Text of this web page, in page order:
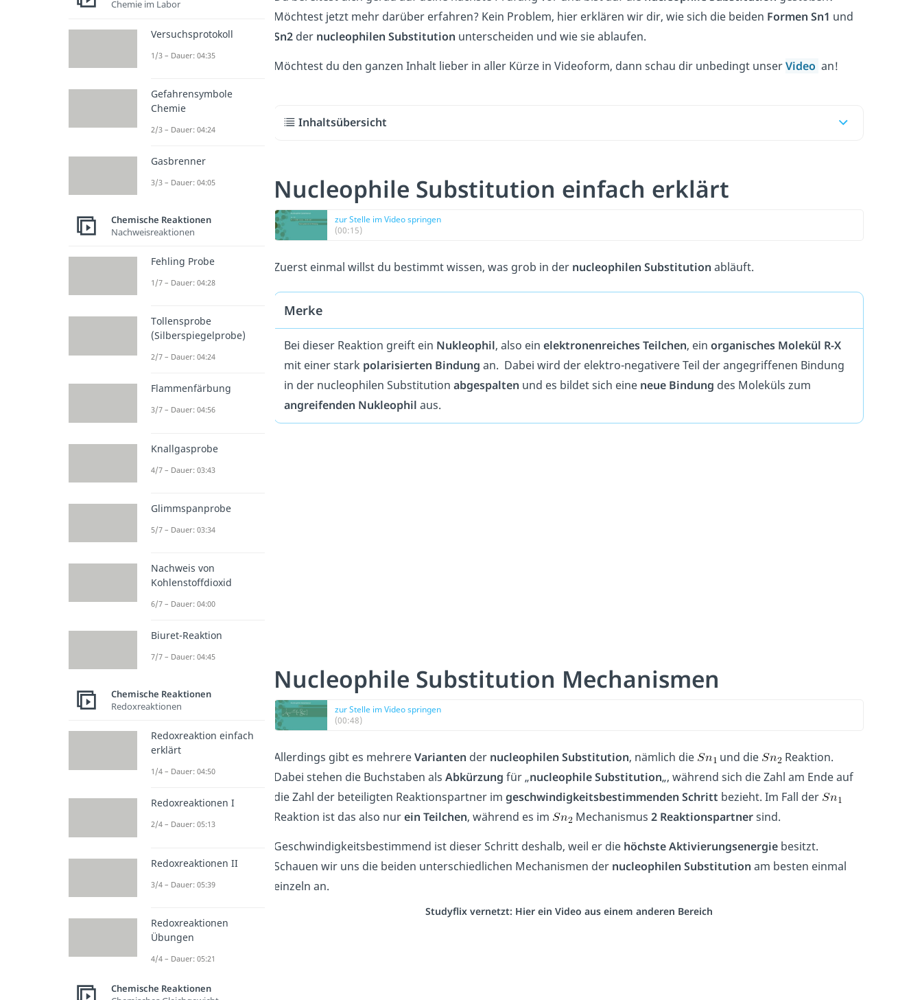
Möchtest jetzt mehr darüber erfahren? Kein Problem, hier erklären wir dir, wie sich die beiden Formen Sn1 und
Sn2 der nucleophilen Substitution unterscheiden und wie sie ablaufen.
Möchtest du den ganzen Inhalt lieber in aller Kürze in Videoform, dann schau dir unbedingt unserVideo an!
Inhaltsübersicht
Nucleophile Substitution einfach erklärt
zur Stelle im Video springen
(00:15)
Zuerst einmal willst du bestimmt wissen, was grob in der nucleophilen Substitution abläuft.
Merke
Bei dieser Reaktion greift ein Nukleophil, also ein elektronenreiches Teilchen, ein organisches Molekül R-X
mit einer stark polarisierten Bindung an. Dabei wird der elektro-negativere Teil der angegriffenen Bindung
in der nucleophilen Substitution abgespalten und es bildet sich eine neue Bindung des Moleküls zum
angreifenden Nukleophil aus.
Nucleophile Substitution Mechanismen
zur Stelle im Video springen
(00:48)
Allerdings gibt es mehrereVarianten der nucleophilen Substitution, nämlich die und die
Reaktion.
Dabei stehen die Buchstaben als Abkürzung für „nucleophile Substitution„, während sich die Zahl am Ende auf
die Zahl der beteiligten Reaktionspartner im geschwindigkeitsbestimmenden Schritt bezieht. Im Fall der
Reaktion ist das also nurein Teilchen, während es im Mechanismus 2 Reaktionspartnersind.
Geschwindigkeitsbestimmend ist dieser Schritt deshalb, weil er die höchste Aktivierungsenergie besitzt.
Schauen wir uns die beiden unterschiedlichen Mechanismen der nucleophilen Substitution am besten einmal
einzeln an.
Studyflix vernetzt: Hier ein Video aus einem anderen Bereich
Chemie im Labor
Versuchsprotokoll
1/3 – Dauer: 04:35
Gefahrensymbole
Chemie
2/3 – Dauer: 04:24
Gasbrenner
3/3 – Dauer: 04:05
Chemische Reaktionen
Nachweisreaktionen
Fehling Probe
1/7 – Dauer: 04:28
Tollensprobe
(Silberspiegelprobe)
2/7 – Dauer: 04:24
Flammenfärbung
3/7 – Dauer: 04:56
Knallgasprobe
4/7 – Dauer: 03:43
Glimmspanprobe
5/7 – Dauer: 03:34
Nachweis von
Kohlenstoffdioxid
6/7 – Dauer: 04:00
Biuret-Reaktion
7/7 – Dauer: 04:45
Chemische Reaktionen
Redoxreaktionen
Redoxreaktion einfach
erklärt
1/4 – Dauer: 04:50
Redoxreaktionen I
2/4 – Dauer: 05:13
Redoxreaktionen II
3/4 – Dauer: 05:39
Redoxreaktionen
Übungen
4/4 – Dauer: 05:21
Chemische Reaktionen